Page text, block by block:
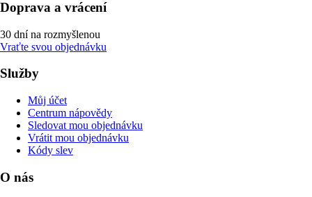
Doprava a vrácení
30 dní na rozmyšlenou
Vraťte svou objednávku
Služby
Můj účet
Centrum nápovědy
Sledovat mou objednávku
Vrátit mou objednávku
Kódy slev
O nás